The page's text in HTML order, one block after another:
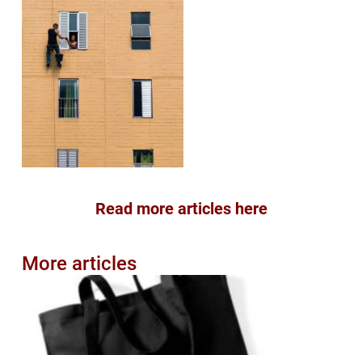
Read more articles here
More articles